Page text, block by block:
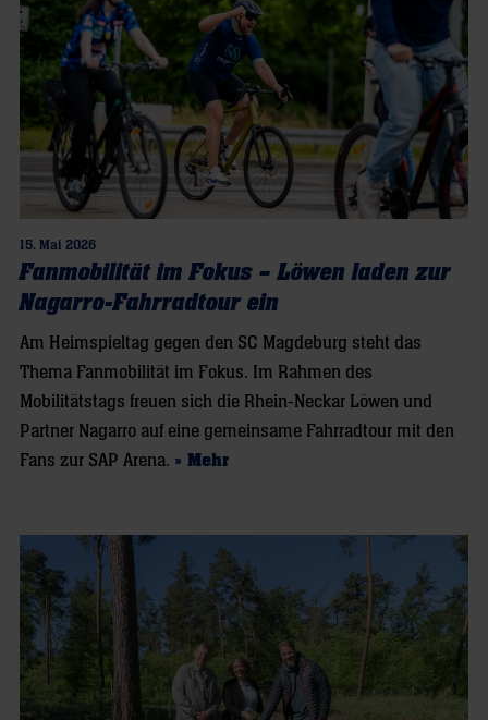
15. Mai 2026
Fanmobilität im Fokus – Löwen laden zur
Nagarro-Fahrradtour ein
Am Heimspieltag gegen den SC Magdeburg steht das
Thema Fanmobilität im Fokus. Im Rahmen des
Mobilitätstags freuen sich die Rhein-Neckar Löwen und
Partner Nagarro auf eine gemeinsame Fahrradtour mit den
Fans zur SAP Arena. » Mehr